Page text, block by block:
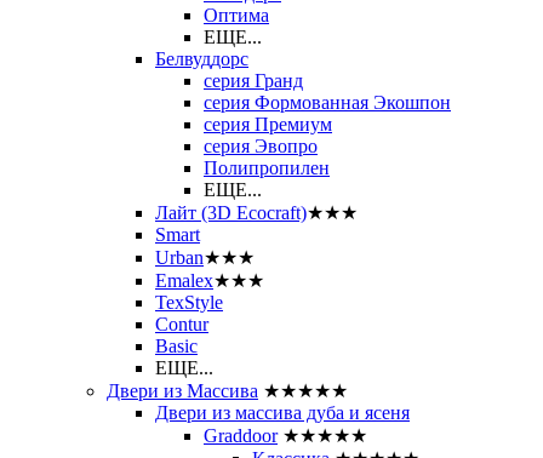
Оптима
ЕЩЕ...
Белвуддорс
серия Гранд
серия Формованная Экошпон
серия Премиум
серия Эвопро
Полипропилен
ЕЩЕ...
Лайт (3D Ecocraft)★★★
Smart
Urban★★★
Emalex★★★
TexStyle
Contur
Basic
ЕЩЕ...
Двери из Массива ★★★★★
Двери из массива дуба и ясеня
Graddoor ★★★★★